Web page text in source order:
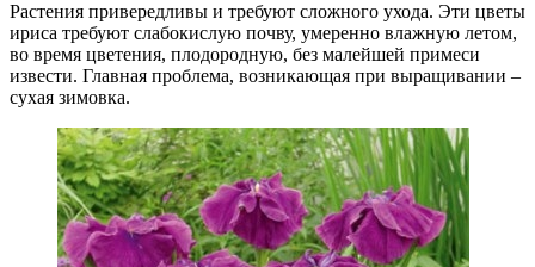
Растения привередливы и требуют сложного ухода. Эти цветы
ириса требуют слабокислую почву, умеренно влажную летом,
во время цветения, плодородную, без малейшей примеси
извести. Главная проблема, возникающая при выращивании –
сухая зимовка.